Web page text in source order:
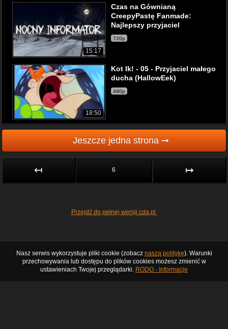
15:17
Czas na Gównianą
CreepyPastę Fanmade:
Najlepszy przyjaciel
720p
18:50
Kot Ik! - 05 - Przyjaciel małego
ducha (HallowEek)
480p
Jeszcze jedna strona ➞
↤ 6 ↦
Przejdź do pełnej wersji cda.pl
Nasz serwis wykorzystuje pliki cookie (zobacz naszą politykę). Warunki
przechowywania lub dostępu do plików cookies możesz zmienić w
ustawieniach Twojej przeglądarki. RODO - Informacje